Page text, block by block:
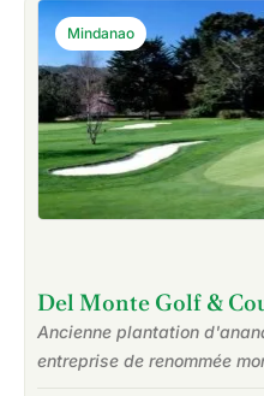
Del Monte Golf &
Ancienne plantation
entreprise de renommée
Mindanao